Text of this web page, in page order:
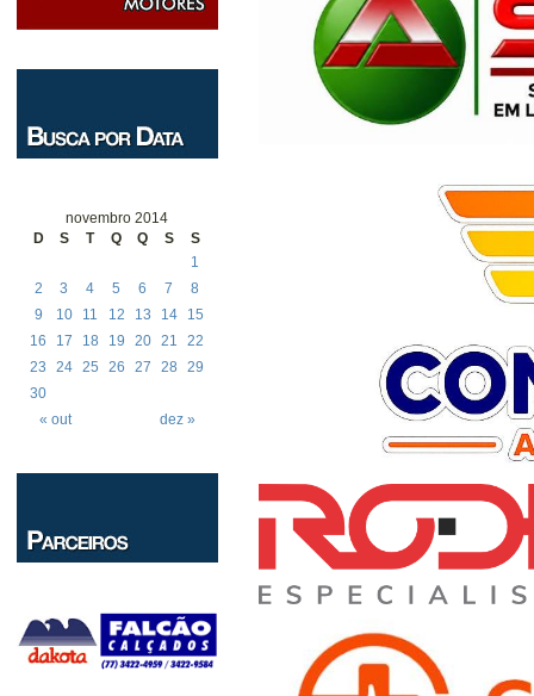
novembro 2014
D
S T Q Q S S
« out dez »
1
2
3 4 5 6 7
8
9
10 11 12 13 14
15
16
17 18 19 20 21
22
23
24 25 26 27 28
29
30